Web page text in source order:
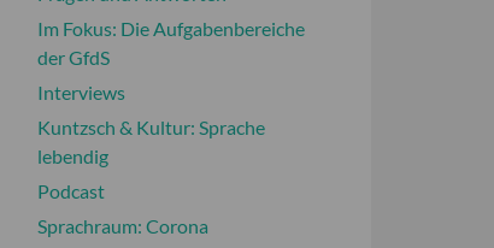
Im Fokus: Die Aufgabenbereiche
der GfdS
Interviews
Kuntzsch & Kultur: Sprache
lebendig
Podcast
Sprachraum: Corona